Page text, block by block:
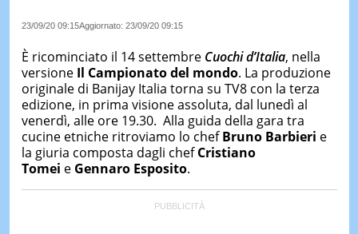
IERI
23/09/20 09:15Aggiornato: 23/09/20 09:15
È ricominciato il 14 settembre Cuochi d’Italia, nella
versione Il Campionato del mondo. La produzione
originale di Banijay Italia torna su TV8 con la terza
edizione, in prima visione assoluta, dal lunedì al
venerdì, alle ore 19.30. Alla guida della gara tra
cucine etniche ritroviamo lo chefBruno Barbieri e
la giuria composta dagli chefCristiano
Tomei e Gennaro Esposito.